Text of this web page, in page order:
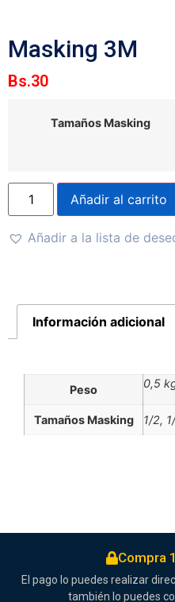
Masking 3M
Bs.30
Tamaños Masking
Añadir al carrito
Añadir a la lista de
Información adicional
Peso 0,5
Tamaños Masking 1/2,
Compra
El pago lo puedes realizar
también lo puedes